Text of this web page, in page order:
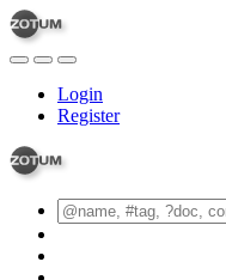
Login
Register